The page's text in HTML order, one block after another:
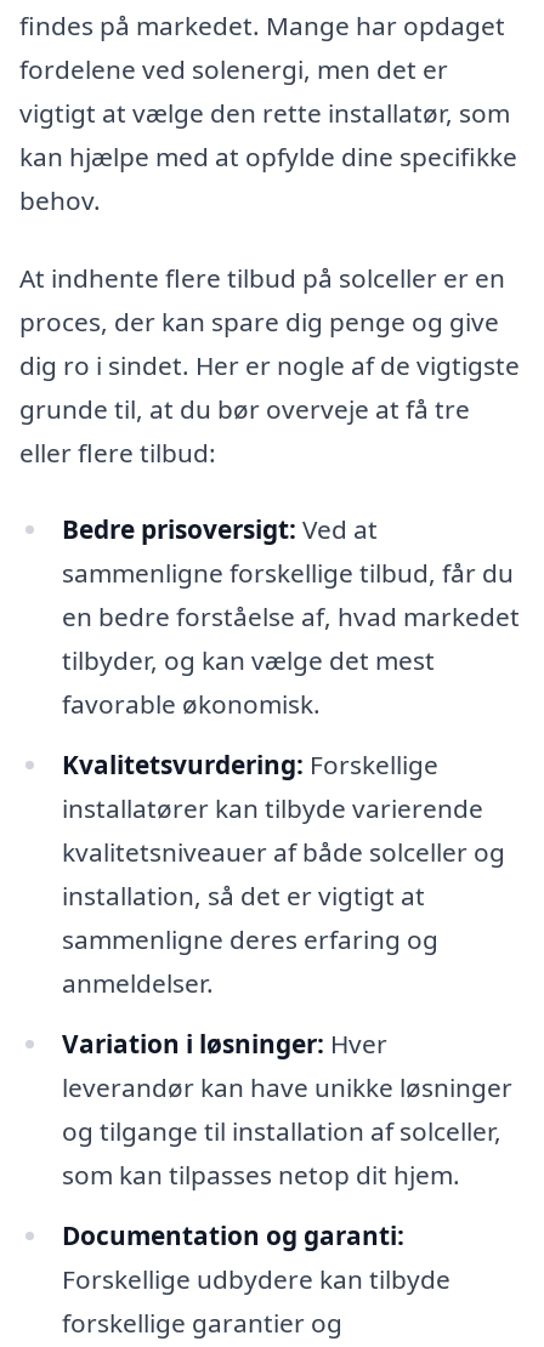
findes på markedet. Mange har opdaget
fordelene ved solenergi, men det er
vigtigt at vælge den rette installatør, som
kan hjælpe med at opfylde dine specifikke
behov.
At indhente flere tilbud på solceller er en
proces, der kan spare dig penge og give
dig ro i sindet. Her er nogle af de vigtigste
grunde til, at du bør overveje at få tre
eller flere tilbud:
Bedre prisoversigt: Ved at
sammenligne forskellige tilbud, får du
en bedre forståelse af, hvad markedet
tilbyder, og kan vælge det mest
favorable økonomisk.
Kvalitetsvurdering: Forskellige
installatører kan tilbyde varierende
kvalitetsniveauer af både solceller og
installation, så det er vigtigt at
sammenligne deres erfaring og
anmeldelser.
Variation i løsninger: Hver
leverandør kan have unikke løsninger
og tilgange til installation af solceller,
som kan tilpasses netop dit hjem.
Documentation og garanti:
Forskellige udbydere kan tilbyde
forskellige garantier og